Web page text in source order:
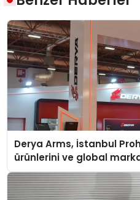
Derya Arms, İstanbul
ürünlerini ve global